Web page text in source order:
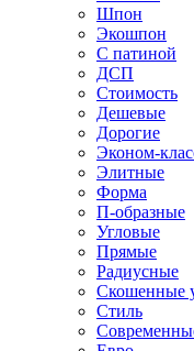
Шпон
Экошпон
С патиной
ДСП
Стоимость
Дешевые
Дорогие
Эконом-
Элитные
Форма
П-образные
Угловые
Прямые
Радиусные
Скошенные
Стиль